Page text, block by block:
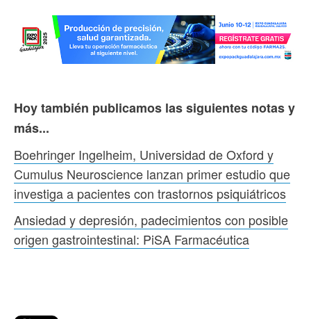
Hoy también publicamos las siguientes notas y
más...
Boehringer Ingelheim, Universidad de Oxford y
Cumulus Neuroscience lanzan primer estudio que
investiga a pacientes con trastornos psiquiátricos
Ansiedad y depresión, padecimientos con posible
origen gastrointestinal: PiSA Farmacéutica